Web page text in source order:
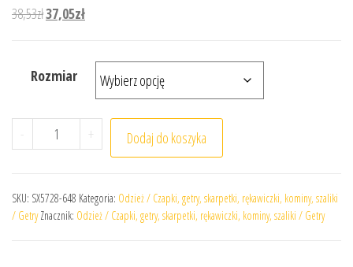
38,53złPierwotna cena wynosiła: 38,53zł.
37,05złAktualna cena wynosi: 37,05zł.
Rozmiar
- ilość Getry Nike Classic II Dri Fit SX5728-648
+ Dodaj do koszyka
SKU: SX5728-648 Kategoria: Odzież / Czapki, getry, skarpetki, rękawiczki, kominy, szaliki
/ Getry Znacznik: Odzież / Czapki, getry, skarpetki, rękawiczki, kominy, szaliki / Getry